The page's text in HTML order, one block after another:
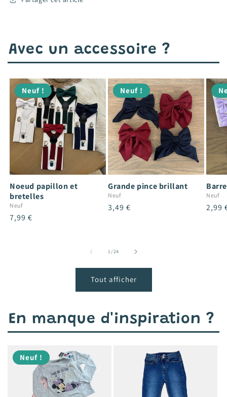
Avec un accessoire ?
Neuf !
Noeud papillon et
bretelles
Neuf
Prix
7,99 €
Neuf !
Grande pince brillant
Neuf
Prix
3,49 €
Neuf
Prix
2,99
1/de
24
Tout afficher
En manque d'inspiration ?
Neuf !